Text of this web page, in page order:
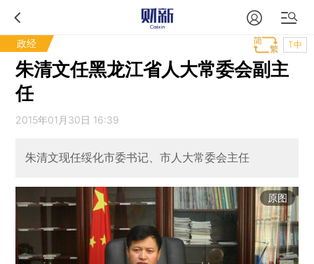
政经 T中
朱清文任黑龙江省人大常委会副主
任
2015年01月30日 16:39
朱清文现任绥化市委书记、市人大常委会主任
原图